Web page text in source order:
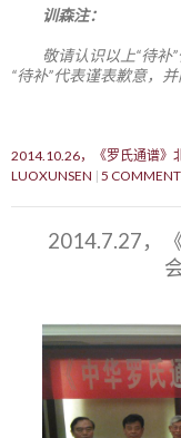
训森注：
敬请认识以上“待补
“待补”代表谨表歉意，
2014.10.26，《罗氏通谱》
LUOXUNSEN 5
2014.7.27，